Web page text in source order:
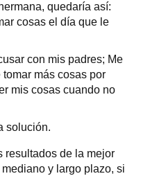
quedaría así:
cosas el día que le
con mis padres; Me
más cosas por
mis cosas cuando no
solución.
resultados de la mejor
y largo plazo, si